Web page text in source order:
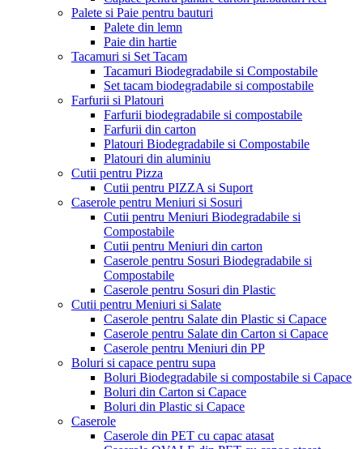
Palete si Paie pentru bauturi
Palete din lemn
Paie din hartie
Tacamuri si Set Tacam
Tacamuri Biodegradabile si Compostabile
Set tacam biodegradabile si compostabile
Farfurii si Platouri
Farfurii biodegradabile si compostabile
Farfurii din carton
Platouri Biodegradabile si Compostabile
Platouri din aluminiu
Cutii pentru Pizza
Cutii pentru PIZZA si Suport
Caserole pentru Meniuri si Sosuri
Cutii pentru Meniuri Biodegradabile si
Compostabile
Cutii pentru Meniuri din carton
Caserole pentru Sosuri Biodegradabile si
Compostabile
Caserole pentru Sosuri din Plastic
Cutii pentru Meniuri si Salate
Caserole pentru Salate din Plastic si Capace
Caserole pentru Salate din Carton si Capace
Caserole pentru Meniuri din PP
Boluri si capace pentru supa
Boluri Biodegradabile si compostabile si Capace
Boluri din Carton si Capace
Boluri din Plastic si Capace
Caserole
Caserole din PET cu capac atasat